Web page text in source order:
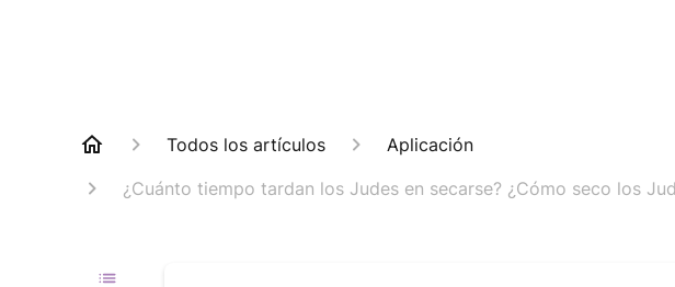
Todos los artículos
Aplicación
¿Cuánto tiempo tardan los Judes en secarse? ¿Cómo seco los